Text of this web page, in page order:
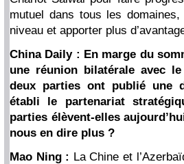
mutuel dans tous les
niveau et apporter plus
China Daily : En marge du
une réunion bilatérale avec
deux parties ont publié une
établi le partenariat
parties élèvent-elles
nous en dire plus ?
Mao Ning : La Chine et